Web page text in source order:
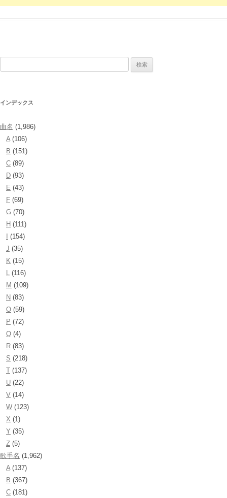
インデックス
曲名 (1,986)
A (106)
B (151)
C (89)
D (93)
E (43)
F (69)
G (70)
H (111)
(154)
J (35)
K (15)
(116)
M (109)
N (83)
O (59)
P (72)
Q (4)
R (83)
S (218)
T (137)
U (22)
V (14)
W (123)
X (1)
Y (35)
Z (5)
歌手名 (1,962)
A (137)
B (367)
C (181)